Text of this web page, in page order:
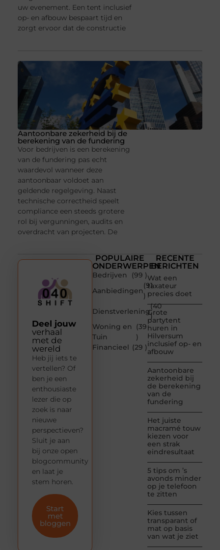
uw evenement. Een tent inclusief
op- en afbouw bespaart tijd en
zorgt ervoor dat de constructie
Aantoonbare zekerheid bij de
berekening van de fundering
Voor bedrijven is een berekening
van de fundering pas echt
waardevol wanneer deze
aantoonbaar voldoet aan
geldende regelgeving. Naast
technische correctheid speelt
compliance een steeds grotere
rol bij vergunningen, audits en
overdracht van projecten. De
POPULAIRE
ONDERWERPEN
Bedrijven
(99 )
Aanbiedingen
(91
)
Dienstverlening
(40
)
Woning en
Tuin
(39
)
Financieel (29 )
RECENTE
BERICHTEN
Wat een
taxateur
precies doet
Grote
partytent
huren in
Hilversum
inclusief op- en
afbouw
Aantoonbare
zekerheid bij
de berekening
van de
fundering
Het juiste
macramé touw
kiezen voor
een strak
eindresultaat
5 tips om ’s
avonds minder
op je telefoon
te zitten
Kies tussen
transparant of
mat op basis
van wat je ziet
Deel jouw
verhaal
met de
wereld
Heb jij iets te
vertellen? Of
ben je een
enthousiaste
lezer die op
zoek is naar
nieuwe
perspectieven?
Sluit je aan
bij onze open
blogcommunity
en laat je
stem horen.
Start
met
bloggen